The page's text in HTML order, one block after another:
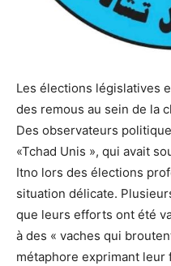
Les élections législatives
des remous au sein de la
Des observateurs
«Tchad Unis », qui avait
Itno lors des élections
situation délicate.
que leurs efforts ont été
à des « vaches qui
métaphore exprimant